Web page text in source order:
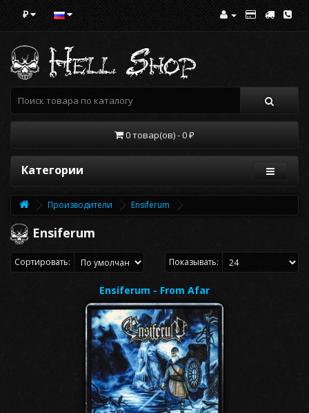
₽
0 товар(ов) - 0 ₽
Категории
Производители Ensiferum
Ensiferum
Сортировать: Показывать:
Ensiferum - From Afar